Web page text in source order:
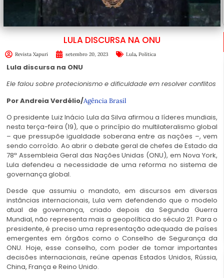
LULA DISCURSA NA ONU
Revista Xapuri setembro 20, 2023 Lula, Política
Lula discursa na ONU
Ele falou sobre protecionismo e dificuldade em resolver conflitos
Por Andreia Verdélio/Agência Brasil
O presidente Luiz Inácio Lula da Silva afirmou a líderes mundiais,
nesta terça-feira (19), que o princípio do multilateralismo global
– que pressupõe igualdade soberana entre as nações –, vem
sendo corroído. Ao abrir o debate geral de chefes de Estado da
78ª Assembleia Geral das Nações Unidas (ONU), em Nova York,
Lula defendeu a necessidade de uma reforma no sistema de
governança global.
Desde que assumiu o mandato, em discursos em diversas
instâncias internacionais, Lula vem defendendo que o modelo
atual de governança, criado depois da Segunda Guerra
Mundial, não representa mais a geopolítica do século 21. Para o
presidente, é preciso uma representação adequada de países
emergentes em órgãos como o Conselho de Segurança da
ONU. Hoje, esse conselho, com poder de tomar importantes
decisões internacionais, reúne apenas Estados Unidos, Rússia,
China, França e Reino Unido.